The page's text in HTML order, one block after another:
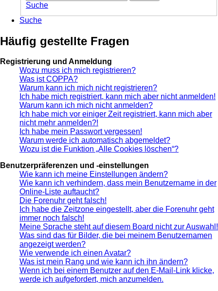
Suche
Suche
Häufig gestellte Fragen
Registrierung und Anmeldung
Wozu muss ich mich registrieren?
Was ist COPPA?
Warum kann ich mich nicht registrieren?
Ich habe mich registriert, kann mich aber nicht anmelden!
Warum kann ich mich nicht anmelden?
Ich habe mich vor einiger Zeit registriert, kann mich aber
nicht mehr anmelden?!
Ich habe mein Passwort vergessen!
Warum werde ich automatisch abgemeldet?
Wozu ist die Funktion „Alle Cookies löschen“?
Benutzerpräferenzen und -einstellungen
Wie kann ich meine Einstellungen ändern?
Wie kann ich verhindern, dass mein Benutzername in der
Online-Liste auftaucht?
Die Forenuhr geht falsch!
Ich habe die Zeitzone eingestellt, aber die Forenuhr geht
immer noch falsch!
Meine Sprache steht auf diesem Board nicht zur Auswahl!
Was sind das für Bilder, die bei meinem Benutzernamen
angezeigt werden?
Wie verwende ich einen Avatar?
Was ist mein Rang und wie kann ich ihn ändern?
Wenn ich bei einem Benutzer auf den E-Mail-Link klicke,
werde ich aufgefordert, mich anzumelden.